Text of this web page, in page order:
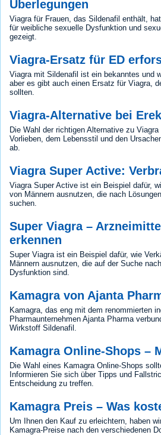
Überlegungen
Viagra für Frauen, das Sildenafil enthält,
für weibliche sexuelle Dysfunktion und
gezeigt.
Viagra-Ersatz für ED
Viagra mit Sildenafil ist ein bekanntes und
aber es gibt auch einen Ersatz für Viagra,
sollten.
Viagra-Alternative bei
Die Wahl der richtigen Alternative zu
Vorlieben, dem Lebensstil und den
ab.
Viagra Super Active:
Viagra Super Active ist ein Beispiel dafür,
von Männern ausnutzen, die nach
suchen.
Super Viagra –
erkennen
Super Viagra ist ein Beispiel dafür, wie
Männern ausnutzen, die auf der Suche
Dysfunktion sind.
Kamagra von Ajanta
Kamagra, das eng mit dem renommierten
Pharmaunternehmen Ajanta Pharma
Wirkstoff Sildenafil.
Kamagra Online-Shops –
Die Wahl eines Kamagra Online-Shops
Informieren Sie sich über Tipps und
Entscheidung zu treffen.
Kamagra Preis – Was
Um Ihnen den Kauf zu erleichtern, haben
Kamagra-Preise nach den verschiedenen